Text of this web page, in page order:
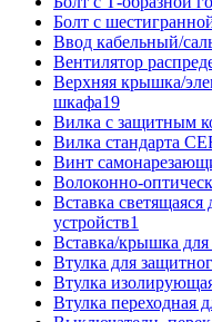
Болт с
Ввод кабельный/
Вентилятор
Верхняя крышка/
шкафа19
Вилка с защитным
Вилка стандарта
Винт
Волоконно-
Вставка светящаяся
устройств1
Вставка/крышка
Втулка для
Втулка
Втулка переходная